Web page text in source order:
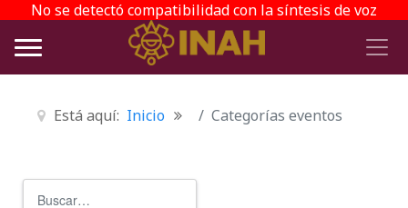
No se detectó compatibilidad con la síntesis de voz
Está aquí: Inicio Categorías eventos